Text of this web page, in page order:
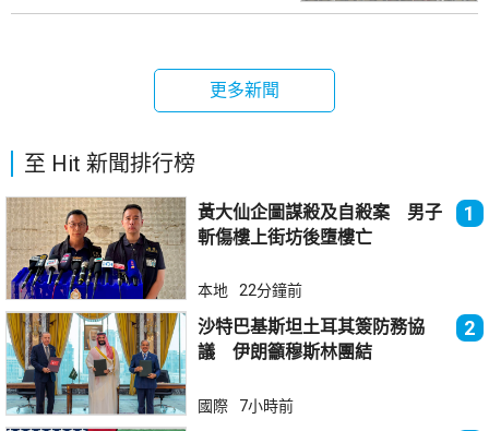
更多新聞
至 Hit 新聞排行榜
黃大仙企圖謀殺及自殺案 男子
斬傷樓上街坊後墮樓亡
1
本地 22分鐘前
沙特巴基斯坦土耳其簽防務協
議 伊朗籲穆斯林團結
2
國際 7小時前